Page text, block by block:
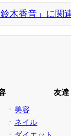
鈴木香音」に関
美容
ネイル
友達